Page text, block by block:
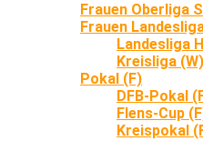
Frauen Oberliga
Frauen
Landesliga
Kreisliga (W)
Pokal (F)
DFB-Pokal
Flens-Cup
Kreispokal